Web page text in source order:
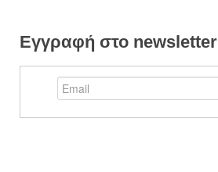
Εγγραφή στο newsletter